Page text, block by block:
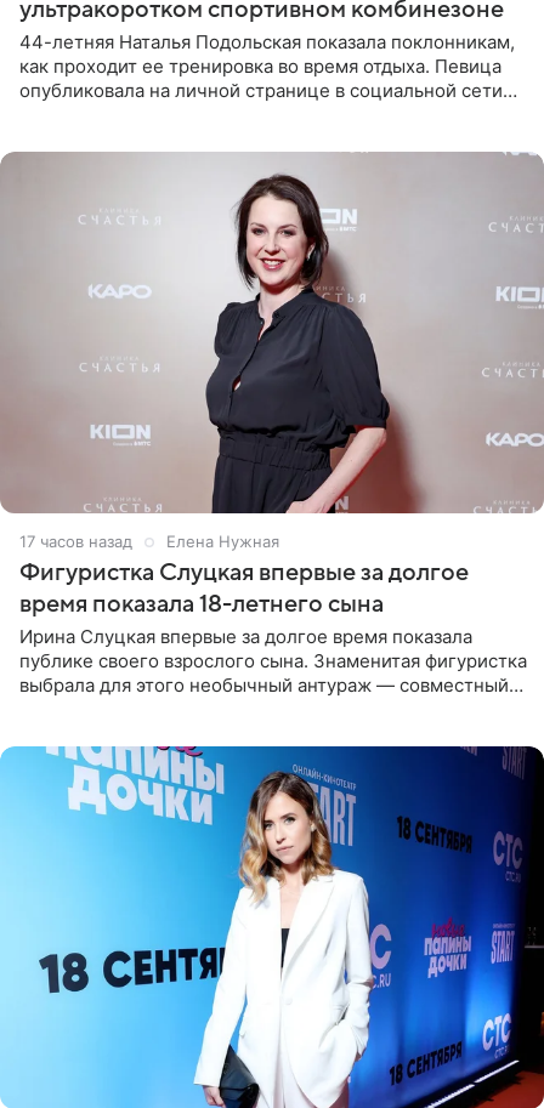
ультракоротком спортивном комбинезоне
44-летняя Наталья Подольская показала поклонникам,
как проходит ее тренировка во время отдыха. Певица
опубликовала на личной странице в социальной сети
17 часов назад Елена Нужная
Фигуристка Слуцкая впервые за долгое
время показала 18-летнего сына
Ирина Слуцкая впервые за долгое время показала
публике своего взрослого сына. Знаменитая фигуристка
выбрала для этого необычный антураж — совместный